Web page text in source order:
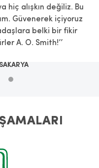
hiç alışkın değiliz. Bu
Güvenerek içiyoruz
belki bir fikir
A. O. Smith!’’
SAKARYA